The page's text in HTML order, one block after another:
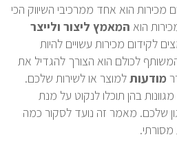
מכירות הוא אחד ממרכיבי השיווק הכי
הוא המאמץ ליצור ולייצר
לקידום מכירות עשויים להיות
המשותף לכולם הוא הצורך להגדיל את
מודעותלמוצר או לשירות שלכם.
בהן תוכלו לנקוט על מנת
שלכם. מאמר זה נועד לסקור כמה
מסורתי.